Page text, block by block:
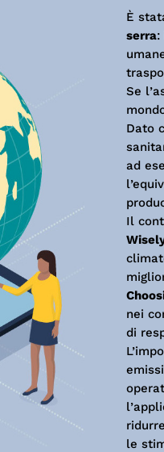
È
serra:
Se
Dato
ad
Il
nei
di
le